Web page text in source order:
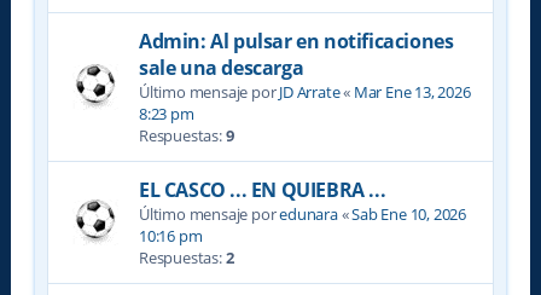
Admin: Al pulsar en notificaciones
sale una descarga
Último mensaje porJD Arrate« Mar Ene 13, 2026
8:23 pm
Respuestas:9
EL CASCO ... EN QUIEBRA ...
Último mensaje poredunara«Sab Ene 10, 2026
10:16 pm
Respuestas:2